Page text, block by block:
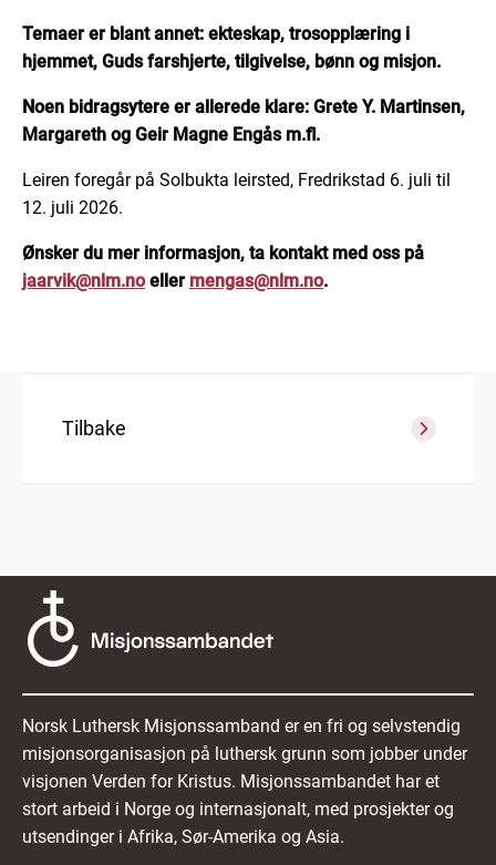
Temaer er blant annet: ekteskap, trosopplæring i
hjemmet, Guds farshjerte, tilgivelse, bønn og misjon.
Noen bidragsytere er allerede klare: Grete Y. Martinsen,
Margareth og Geir Magne Engås m.fl.
Leiren foregår på Solbukta leirsted, Fredrikstad 6. juli til
12. juli 2026.
Ønsker du mer informasjon, ta kontakt med oss på
jaarvik@nlm.no eller mengas@nlm.no.
Tilbake
Norsk Luthersk Misjonssamband er en fri og selvstendig
misjonsorganisasjon på luthersk grunn som jobber under
visjonen Verden for Kristus. Misjonssambandet har et
stort arbeid i Norge og internasjonalt, med prosjekter og
utsendinger i Afrika, Sør-Amerika og Asia.